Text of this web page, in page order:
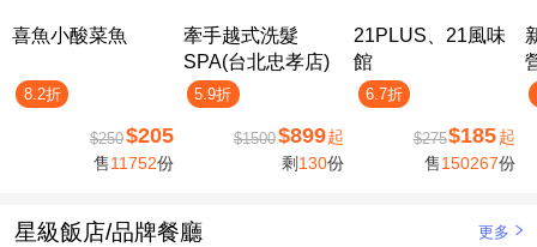
喜魚小酸菜魚
8.2折
$250$205
售11752份
牽手越式洗髮
SPA(台北忠孝店)
5.9折
$1500$899起
剩 130份
21PLUS、21風味
館
6.7折
$275$185 起
售150267份
星級飯店/品牌餐廳 更多